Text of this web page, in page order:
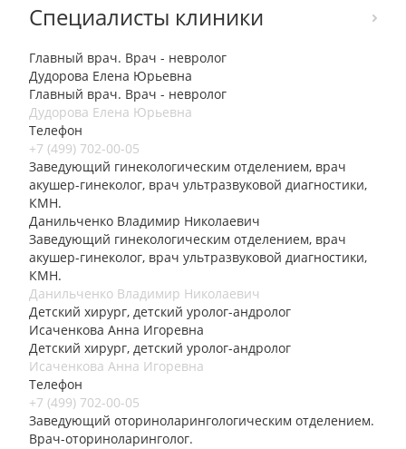
Специалисты клиники
Главный врач. Врач - невролог
Дудорова Елена Юрьевна
Главный врач. Врач - невролог
Дудорова Елена Юрьевна
Телефон
+7 (499) 702-00-05
Заведующий гинекологическим отделением, врач
акушер-гинеколог, врач ультразвуковой диагностики,
КМН.
Данильченко Владимир Николаевич
Заведующий гинекологическим отделением, врач
акушер-гинеколог, врач ультразвуковой диагностики,
КМН.
Данильченко Владимир Николаевич
Детский хирург, детский уролог-андролог
Исаченкова Анна Игоревна
Детский хирург, детский уролог-андролог
Исаченкова Анна Игоревна
Телефон
+7 (499) 702-00-05
Заведующий оториноларингологическим отделением.
Врач-оториноларинголог.